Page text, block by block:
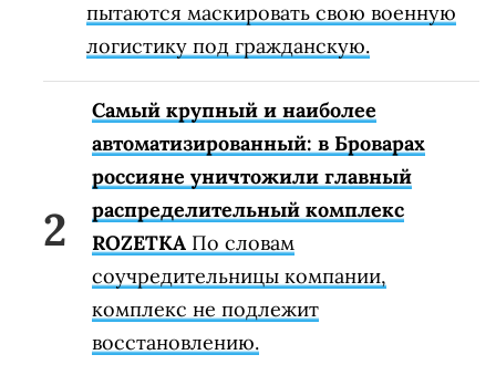
пытаются маскировать свою военную
логистику под гражданскую.
Самый крупный и наиболее
автоматизированный: в Броварах
россияне уничтожили главный
распределительный комплекс
ROZETKA По словам
соучредительницы компании,
комплекс не подлежит
восстановлению.